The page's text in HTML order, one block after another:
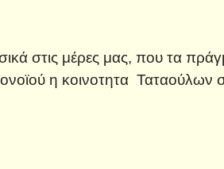
στις μέρες μας, που τα
η κοινοτητα Ταταούλων